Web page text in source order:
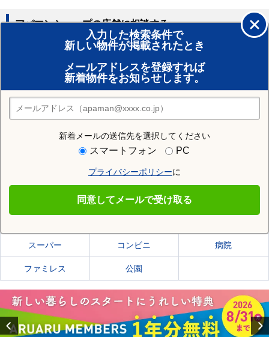
入力した検索条件で
新しい物件が掲載されたとき
メールアドレスを登録すれば
新着物件をお知らせします。
新着メールの送信先を選択してください
スマートフォン PC
プライバシーポリシーに
同意してメールで受け取る
アパマンショップの店舗に相談する
賃貸のプロがお部屋探し！
おまかせ物件リクエスト
住みたい街の店舗を探す
店舗検索
住む街研究所で土岐市の情報を見る
土岐市の施設一覧
スーパー コンビニ 病院
ファミレス 公園
Previous